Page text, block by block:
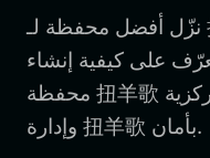
বাংলা
Español
Português (Brasil)
Español (Argentina)
نزّل أفضل محفظة لـ 扭羊歌 لتخزين 扭羊歌
على كيفية إنشاء
محفظة 扭羊歌 والوصول إلى التطبيقات اللامركزية
وإدارة 扭羊歌 بأمان.